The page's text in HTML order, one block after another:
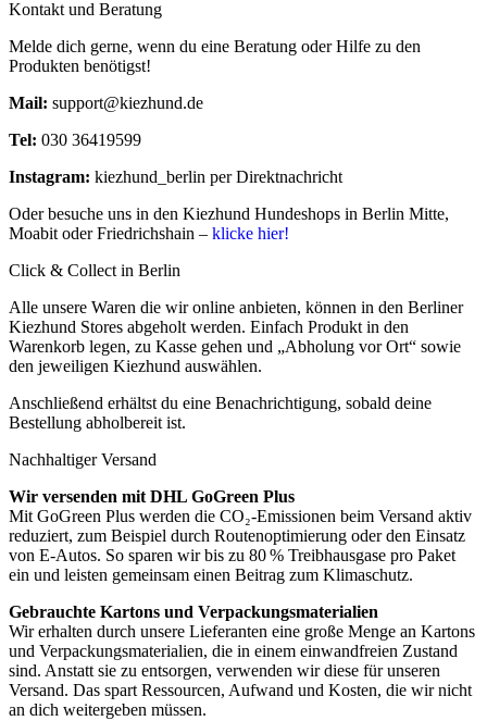
Kontakt und Beratung
Melde dich gerne, wenn du eine Beratung oder Hilfe zu den
Produkten benötigst!
Mail: support@kiezhund.de
Tel: 030 36419599
Instagram: kiezhund_berlin per Direktnachricht
Oder besuche uns in den Kiezhund Hundeshops in Berlin Mitte,
Moabit oder Friedrichshain – klicke hier!
Click & Collect in Berlin
Alle unsere Waren die wir online anbieten, können in den Berliner
Kiezhund Stores abgeholt werden. Einfach Produkt in den
Warenkorb legen, zu Kasse gehen und „Abholung vor Ort“ sowie
den jeweiligen Kiezhund auswählen.
Anschließend erhältst du eine Benachrichtigung, sobald deine
Bestellung abholbereit ist.
Nachhaltiger Versand
Wir versenden mit DHL GoGreen Plus
Mit GoGreen Plus werden die CO₂-Emissionen beim Versand aktiv
reduziert, zum Beispiel durch Routenoptimierung oder den Einsatz
von E-Autos. So sparen wir bis zu 80 % Treibhausgase pro Paket
ein und leisten gemeinsam einen Beitrag zum Klimaschutz.
Gebrauchte Kartons und Verpackungsmaterialien
Wir erhalten durch unsere Lieferanten eine große Menge an Kartons
und Verpackungsmaterialien, die in einem einwandfreien Zustand
sind. Anstatt sie zu entsorgen, verwenden wir diese für unseren
Versand. Das spart Ressourcen, Aufwand und Kosten, die wir nicht
an dich weitergeben müssen.